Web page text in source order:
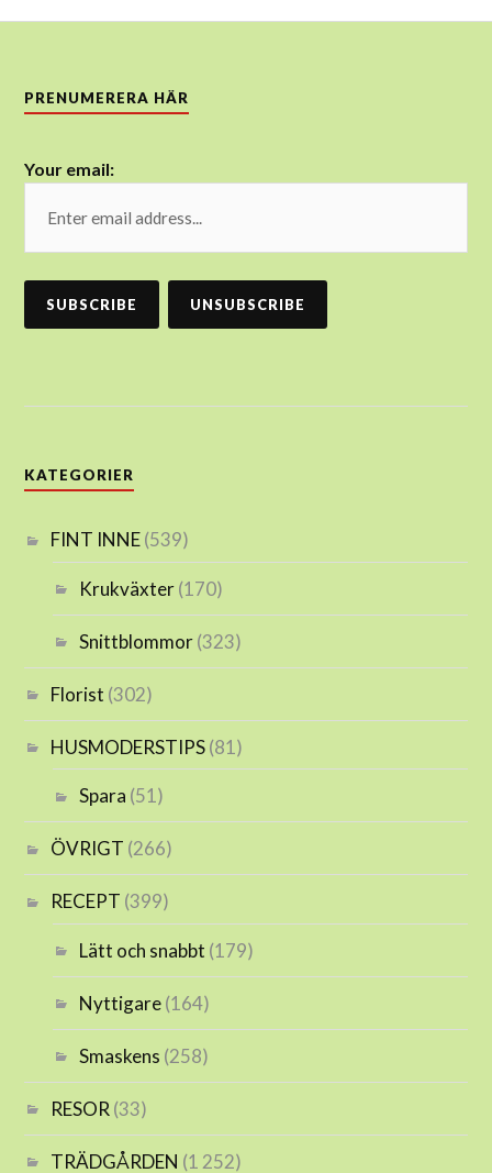
PRENUMERERA HÄR
Your email:
KATEGORIER
FINT INNE(539)
Krukväxter(170)
Snittblommor(323)
Florist (302)
HUSMODERSTIPS(81)
Spara (51)
ÖVRIGT (266)
RECEPT (399)
Lätt och snabbt (179)
Nyttigare(164)
Smaskens (258)
RESOR (33)
TRÄDGÅRDEN (1 252)